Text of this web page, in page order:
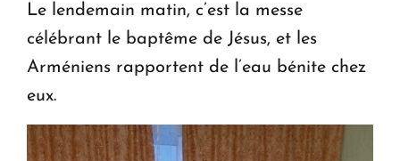
Le lendemain matin, c’est la messe
célébrant le baptême de Jésus, et les
Arméniens rapportent de l’eau bénite chez
eux.